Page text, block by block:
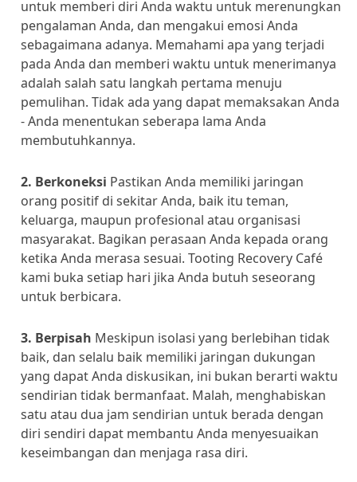
untuk memberi diri Anda waktu untuk merenungkan
pengalaman Anda, dan mengakui emosi Anda
sebagaimana adanya. Memahami apa yang terjadi
pada Anda dan memberi waktu untuk menerimanya
adalah salah satu langkah pertama menuju
pemulihan. Tidak ada yang dapat memaksakan Anda
- Anda menentukan seberapa lama Anda
membutuhkannya.
2. Berkoneksi Pastikan Anda memiliki jaringan
orang positif di sekitar Anda, baik itu teman,
keluarga, maupun profesional atau organisasi
masyarakat. Bagikan perasaan Anda kepada orang
ketika Anda merasa sesuai. Tooting Recovery Café
kami buka setiap hari jika Anda butuh seseorang
untuk berbicara.
3. Berpisah Meskipun isolasi yang berlebihan tidak
baik, dan selalu baik memiliki jaringan dukungan
yang dapat Anda diskusikan, ini bukan berarti waktu
sendirian tidak bermanfaat. Malah, menghabiskan
satu atau dua jam sendirian untuk berada dengan
diri sendiri dapat membantu Anda menyesuaikan
keseimbangan dan menjaga rasa diri.